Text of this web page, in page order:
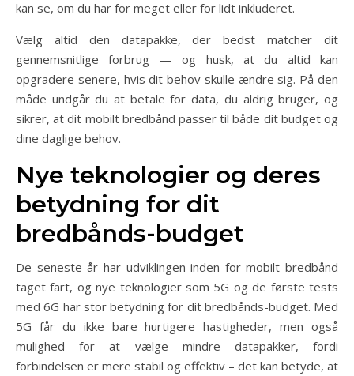
kan se, om du har for meget eller for lidt inkluderet.
Vælg altid den datapakke, der bedst matcher dit
gennemsnitlige forbrug — og husk, at du altid kan
opgradere senere, hvis dit behov skulle ændre sig. På den
måde undgår du at betale for data, du aldrig bruger, og
sikrer, at dit mobilt bredbånd passer til både dit budget og
dine daglige behov.
Nye teknologier og deres
betydning for dit
bredbånds-budget
De seneste år har udviklingen inden for mobilt bredbånd
taget fart, og nye teknologier som 5G og de første tests
med 6G har stor betydning for dit bredbånds-budget. Med
5G får du ikke bare hurtigere hastigheder, men også
mulighed for at vælge mindre datapakker, fordi
forbindelsen er mere stabil og effektiv – det kan betyde, at